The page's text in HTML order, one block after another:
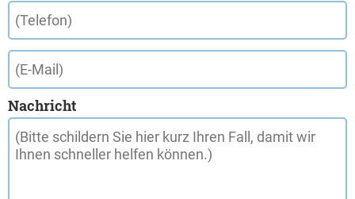
Nachricht